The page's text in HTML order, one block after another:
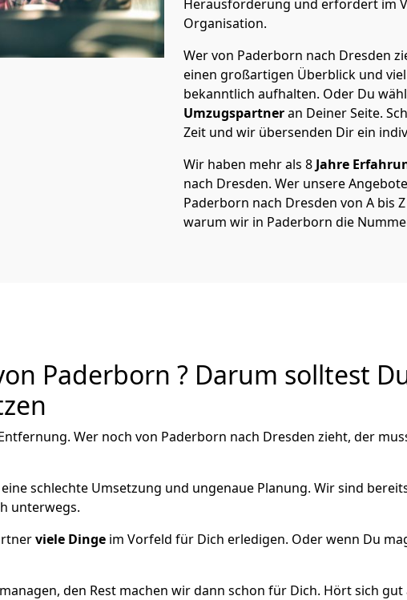
Herausforderung und erfordert im
Organisation.
Wer von Paderborn nach Dresden
einen großartigen Überblick und
bekanntlich aufhalten. Oder Du
Umzugspartneran Deiner Seite.
Zeit und wir übersenden Dir ein
Wir haben mehr als 8 Jahre
nach Dresden. Wer unsere
Paderborn nach Dresden von A bis
warum wir in Paderborn die
Paderborn ? Darum solltest
Wer noch von Paderborn nach Dresden zieht, der
schlechte Umsetzung und ungenaue Planung. Wir sind
unterwegs.
viele Dinge im Vorfeld für Dich erledigen. Oder wenn Du
den Rest machen wir dann schon für Dich. Hört sich gut